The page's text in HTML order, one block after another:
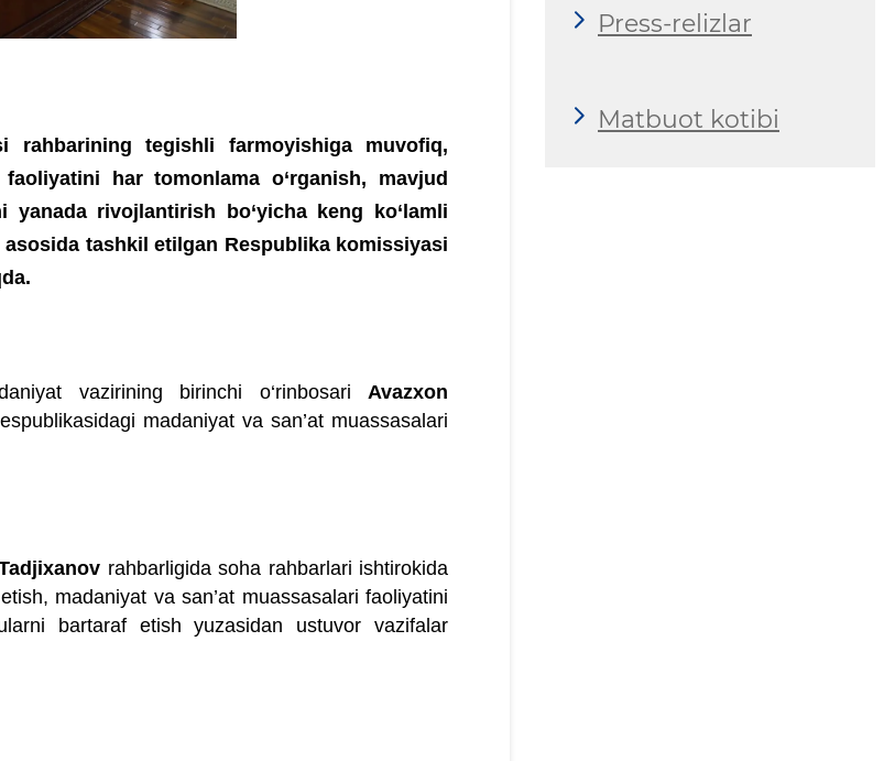
rahbarining tegishli farmoyishiga muvofiq,
har tomonlama o‘rganish, mavjud
rivojlantirish bo‘yicha keng ko‘lamli
tashkil etilgan Respublika komissiyasi
vazirining birinchi o‘rinbosari Avazxon
madaniyat va san’at muassasalari
rahbarligida soha rahbarlari ishtirokida
madaniyat va san’at muassasalari faoliyatini
bartaraf etish yuzasidan ustuvor vazifalar
Press-relizlar
Matbuot kotibi